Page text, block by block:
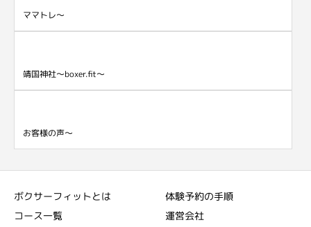
ママトレ～
靖国神社～boxer.fit～
お客様の声～
ボクサーフィットとは
コース一覧
体験予約の手順
運営会社